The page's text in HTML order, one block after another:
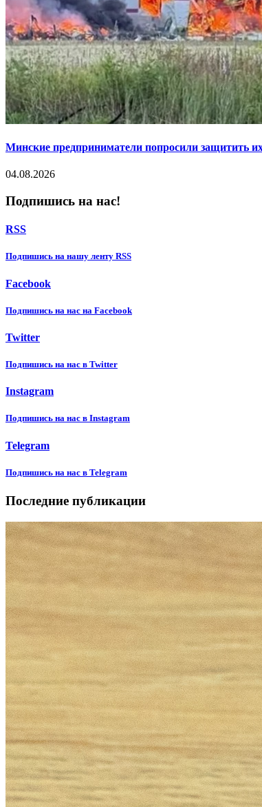
Минские предприниматели попросили защитить
04.08.2026
Подпишись на нас!
RSS
Подпишиcь на нашу ленту RSS
Facebook
Подпишиcь на нас на Facebook
Twitter
Подпишиcь на нас в Twitter
Instagram
Подпишиcь на нас в Instagram
Telegram
Подпишиcь на нас в Telegram
Последние публикации